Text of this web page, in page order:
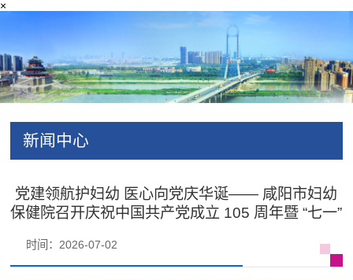
×
新闻中心
党建领航护妇幼 医心向党庆华诞—— 咸阳市妇幼
保健院召开庆祝中国共产党成立 105 周年暨 “七一”
时间：2026-07-02